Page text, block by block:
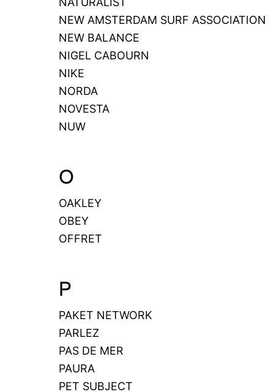
NEW AMSTERDAM SURF ASSOCIATION
NEW BALANCE
NIGEL CABOURN
NIKE
NORDA
NOVESTA
NUW
O
OAKLEY
OBEY
OFFRET
P
PAKET NETWORK
PARLEZ
PAS DE MER
PAURA
PET SUBJECT